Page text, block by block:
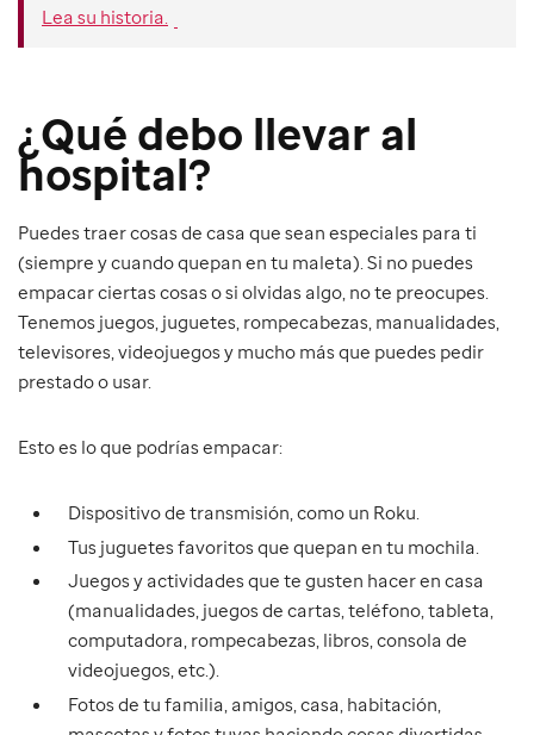
Lea su historia.
¿Qué debo llevar al
hospital?
Puedes traer cosas de casa que sean especiales para ti
(siempre y cuando quepan en tu maleta). Si no puedes
empacar ciertas cosas o si olvidas algo, no te preocupes.
Tenemos juegos, juguetes, rompecabezas, manualidades,
televisores, videojuegos y mucho más que puedes pedir
prestado o usar.
Esto es lo que podrías empacar:
Dispositivo de transmisión, como un Roku.
Tus juguetes favoritos que quepan en tu mochila.
Juegos y actividades que te gusten hacer en casa
(manualidades, juegos de cartas, teléfono, tableta,
computadora, rompecabezas, libros, consola de
videojuegos, etc.).
Fotos de tu familia, amigos, casa, habitación,